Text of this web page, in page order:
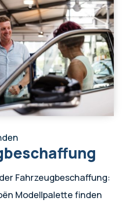
Fahrzeugbeschaffung:
Modellpalette finden